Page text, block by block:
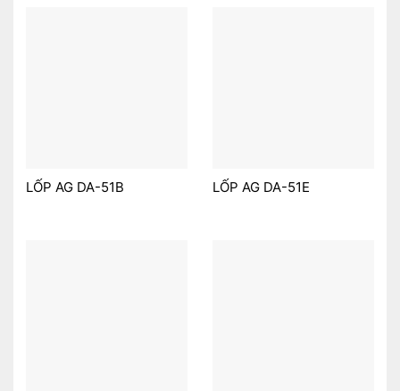
LỐP AG DA-51B LỐP AG DA-51E